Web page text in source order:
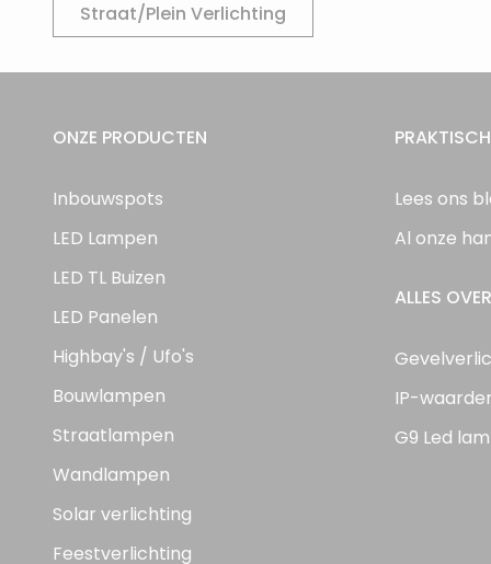
Straat/Plein Verlichting
ONZE PRODUCTEN
Inbouwspots
LED Lampen
LED TL Buizen
LED Panelen
Highbay's / Ufo's
Bouwlampen
Straatlampen
Wandlampen
Solar verlichting
Feestverlichting
Lees ons
Al onze
ALLES
IP-
G9 Led